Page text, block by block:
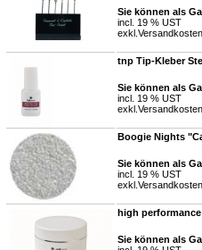
Sie können als
incl. 19 % UST
exkl. Versandkosten
tnp Tip-Kleber
Sie können als
incl. 19 % UST
exkl. Versandkosten
Boogie Nights
Sie können als
incl. 19 % UST
exkl. Versandkosten
high
Sie können als